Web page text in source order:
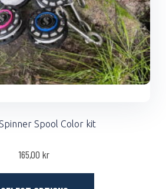
Spool Color kit
165,00 kr